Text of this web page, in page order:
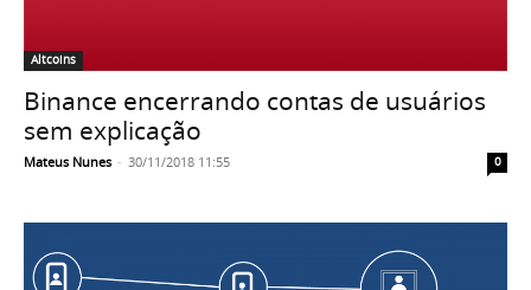
Altcoins
Binance encerrando contas de usuários
sem explicação
Mateus Nunes - 30/11/2018 11:55 0